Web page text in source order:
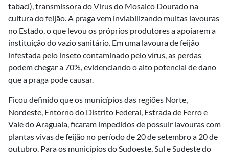
tabaci), transmissora do Vírus do Mosaico Dourado na
cultura do feijão. A praga vem inviabilizando muitas lavouras
no Estado, o que levou os próprios produtores a apoiarem a
instituição do vazio sanitário. Em uma lavoura de feijão
infestada pelo inseto contaminado pelo vírus, as perdas
podem chegar a 70%, evidenciando o alto potencial de dano
que a praga pode causar.
Ficou definido que os municípios das regiões Norte,
Nordeste, Entorno do Distrito Federal, Estrada de Ferro e
Vale do Araguaia, ficaram impedidos de possuir lavouras com
plantas vivas de feijão no período de 20 de setembro a 20 de
outubro. Para os municípios do Sudoeste, Sul e Sudeste do